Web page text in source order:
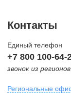
Контакты
Единый телефон
+7 800 100-64-
звонок из
Региональные